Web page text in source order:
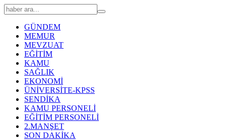
GÜNDEM
MEMUR
MEVZUAT
EĞİTİM
KAMU
SAĞLIK
EKONOMİ
ÜNİVERSİTE-KPSS
SENDİKA
KAMU PERSONELİ
EĞİTİM PERSONELİ
2.MANŞET
SON DAKİKA